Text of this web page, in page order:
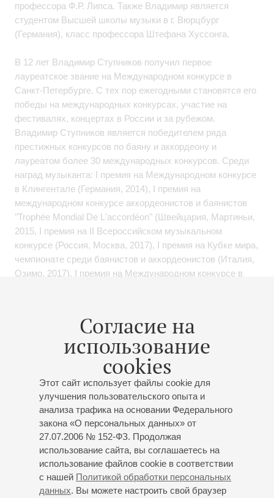
Согласие на
использование
cookies
Этот сайт использует файлы cookie для
улучшения пользовательского опыта и
анализа трафика на основании Федерального
закона «О персональных данных» от
27.07.2006 № 152-ФЗ. Продолжая
использование сайта, вы соглашаетесь на
использование файлов cookie в соответствии
с нашей Политикой обработки персональных
данных. Вы можете настроить свой браузер
профессора Ф.Р. Липса. Также Владимир является
студентом Высшей школы музыки в г. Вюрцбург
(Германия), класс профессора Штефана Хуссонга.
В 12 лет Владимир Ступников получил первое
лауреатское звание на Международном конкурсе в
Санкт-Петербурге. С тех пор ежегодными становятся его
победы на международных конкурсах, участие на
фестивалях, концертах в России и за рубежом.
Владимир Ступников является победителем ряда
престижных конкурсов по баяну и аккордеону и
лауреатом более 30 международных конкурсов. Среди
наград музыканта: I премия на Международном конкурсе
в Клингентале (Германия, 2014), I премия на
международном конкурсе аккордеонистов и баянистов
"Trophée Mondial De L'accordéon" (Швейцария, Мартиньи,
2015, I премия на II Всероссийском музыкальном
конкурсе (Россия, Москва, 2017), I премия на Кубке мира,
чемпионате среди баянистов и аккордеонистов (Италия,
Озимо, 2017), I премия на Международном конкурсе в
премия на Международном конкурсе XXXI Arrasate Hiria
(Испания, Аррасате, 2024).
Владимир Ступников постоянно повышает своё
мастерство, активно занимается концертной
деятельностью в России и Европе. Частый гость
музыкальных фестивалей, тесно сотрудничает с
современными композиторами и является исполнителем
ряда мировых премьер для баяна. Музыкант выступает
на престижных концертных площадках мира, в числе
которых: концертные залы имени Прокофьева,
Мусоргского в Мариинском театре, Концертный зал